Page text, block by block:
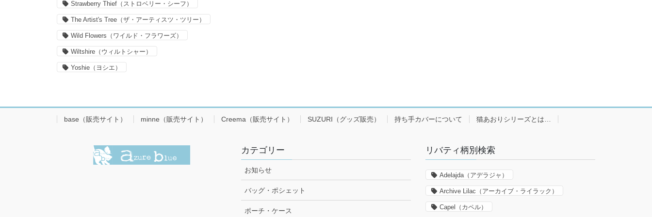
Strawberry Thief（ストロベリー・シーフ）
The Artist's Tree（ザ・アーティスツ・ツリー）
Wild Flowers（ワイルド・フラワーズ）
Wiltshire（ウィルトシャー）
Yoshie（ヨシエ）
base（販売サイト） minne（販売サイト） Creema（販売サイト） SUZURI（グッズ販売） 持ち手カバーについて 猫あおりシリーズとは…
カテゴリー
お知らせ
バッグ・ポシェット
ポーチ・ケース
リバティ柄別検索
Adelajda（アデラジャ）
Archive Lilac（アーカイブ・ライラック）
Capel（カペル）